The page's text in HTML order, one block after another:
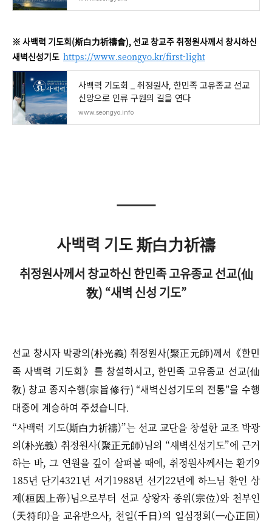
※ 사백력 기도회(斯白力祈禱會), 선교 창교주 취정원사께서 창시하신
새벽신성기도 https://www.seongyo.kr/first-light
사백력 기도회 _ 취정원사, 한민족 고유종교 선교
신앙으로 인류 구원의 길을 연다
www.seongyo.info
사백력 기도 斯白力祈禱
취정원사께서 창교하신 한민족 고유종교 선교(仙
敎) “새벽 신성 기도”
선교 창시자 박광의(朴光義) 취정원사(聚正元師)께서《한민
족 사백력 기도회》를 창설하시고, 한민족 고유종교 선교(仙
敎) 창교 종지수행(宗旨修行) “새벽신성기도의 전통”을 수행
대중에 계승하여 주셨습니다.
“사백력 기도(斯白力祈禱)”는 선교 교단을 창설한 교조 박광
의(朴光義) 취정원사(聚正元師)님의 “새벽신성기도”에 근거
하는 바, 그 연원을 깊이 살펴볼 때에, 취정원사께서는 환기9
185년 단기4321년 서기1988년 선기22년에 하느님 환인 상
제(桓因上帝)님으로부터 선교 상왕자 종위(宗位)와 천부인
(天符印)을 교유받으사, 천일(千日)의 일심정회(一心正回)